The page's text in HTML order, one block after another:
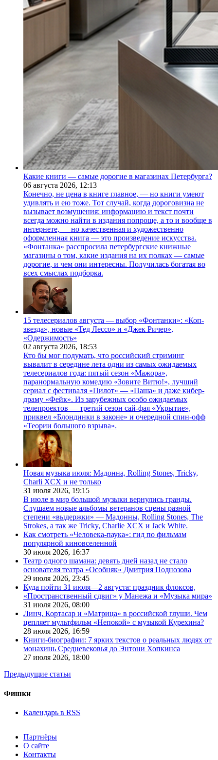
Какие книги — самые дорогие в магазинах Петербурга?
06 августа 2026, 12:13
Конечно, не цена в книге главное, — но книги умеют
удивлять и ею тоже. Тот случай, когда дороговизна не
вызывает возмущения: информацию и текст почти
всегда можно найти в издания попроще, а то и вообще в
интернете, — но качественная и художественно
оформленная книга — это произведение искусства.
«Фонтанка» расспросила петербургские книжные
магазины о том, какие издания на их полках — самые
дорогие, и чем они интересны. Получилась богатая во
всех смыслах подборка.
15 телесериалов августа — выбор «Фонтанки»: «Коп-
звезда», новые «Тед Лессо» и «Джек Ричер»,
«Одержимость»
02 августа 2026, 18:53
Кто бы мог подумать, что российский стриминг
вывалит в середине лета одни из самых ожидаемых
телесериалов года: пятый сезон «Мажора»,
паранормальную комедию «Зовите Витю!», лучший
сериал с фестиваля «Пилот» — «Паша» и даже кибер-
драму «Фейк». Из зарубежных особо ожидаемых
телепроектов — третий сезон сай-фая «Укрытие»,
приквел «Блондинки в законе» и очередной спин-офф
«Теории большого взрыва».
Новая музыка июля: Мадонна, Rolling Stones, Tricky,
Charli XCX и не только
31 июля 2026, 19:15
В июле в мир большой музыки вернулись гранды.
Слушаем новые альбомы ветеранов сцены разной
степени «выдержки» — Мадонны, Rolling Stones, The
Strokes, а так же Tricky, Charlie XCX и Jack White.
Как смотреть «Человека-паука»: гид по фильмам
популярной киновселенной
30 июля 2026, 16:37
Театр одного шамана: девять дней назад не стало
основателя театра «Особняк» Дмитрия Поднозова
29 июля 2026, 23:45
Куда пойти 31 июля—2 августа: праздник флоксов,
«Пространственный сдвиг» у Манежа и «Музыка мира»
31 июля 2026, 08:00
Линч, Кортасар и «Матрица» в российской глуши. Чем
цепляет мультфильм «Непокой» с музыкой Курехина?
28 июля 2026, 16:59
Книги-биографии: 7 ярких текстов о реальных людях от
монахинь Средневековья до Энтони Хопкинса
27 июля 2026, 18:00
Предыдущие статьи
Фишки
Календарь в RSS
Партнёры
О сайте
Контакты